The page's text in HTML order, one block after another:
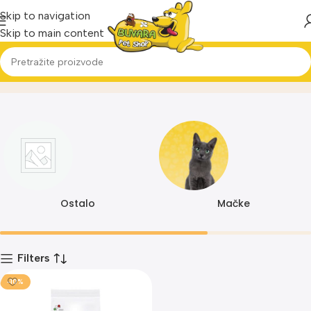
Skip to navigation
Skip to main content
1182Home Proizvod
Ostalo Mačke
Filters
-10%